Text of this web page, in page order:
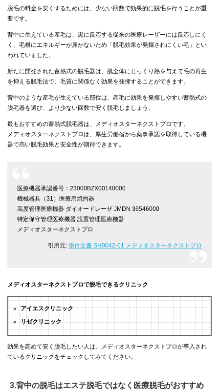
脱毛の料金を安くするためには、少ない回数で効果的に脱毛を行うことが重
要です。
背中に生えている産毛は、黒に反応する従来の医療レーザーには反応しにく
く、毛根にエネルギーが届かないため「脱毛効果が発揮されにくい毛」とい
われていました。
新たに開発された蓄熱式の脱毛器は、肌全体にじっくり熱を与えて毛の再生
を抑える脱毛法で、毛質に関係なく効果を発揮することができます。
背中のような産毛が生えている部位は、産毛に効果を発揮しやすい蓄熱式の
脱毛器を選び、より少ない回数で安く脱毛しましょう。
最もおすすめの蓄熱式脱毛器は、メディオスターネクストプロです。
メディオスターネクストプロは、厚生労働省から薬事承認を取得している機
器で高い脱毛効果と安全性が期待できます。
医療機器承認番号：23000BZX00140000
機械器具（31）医療用焼灼器
高度管理医療機器 ダイオードレーザ JMDN 36546000
特定保守管理医療機器 設置管理医療機器
メディオスターネクストプロ
引用元: 添付文書 SH0042-01 メディオスターネクストプロ
メディオスターネクストプロで脱毛できるクリニック
アイエスクリニック
リゼクリニック
効果を高めて安く脱毛したい人は、メディオスターネクストプロが導入され
ているクリニックをチェックしてみてください。
3.背中の脱毛はエステ脱毛ではなく医療脱毛がおすすめ